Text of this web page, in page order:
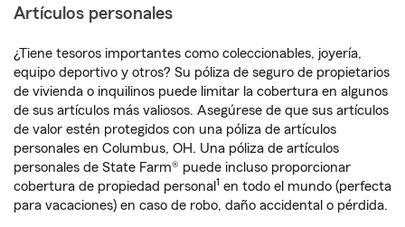
Artículos personales
¿Tiene tesoros importantes como coleccionables, joyería,
equipo deportivo y otros? Su póliza de seguro de propietarios
de vivienda o inquilinos puede limitar la cobertura en algunos
de sus artículos más valiosos. Asegúrese de que sus artículos
de valor estén protegidos con una póliza de artículos
personales en Columbus, OH. Una póliza de artículos
personales de State Farm® puede incluso proporcionar
cobertura de propiedad personal 1 en todo el mundo (perfecta
para vacaciones) en caso de robo, daño accidental o pérdida.